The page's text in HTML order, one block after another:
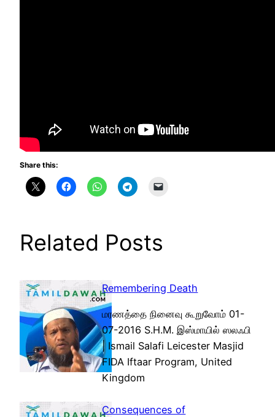
Share this:
Related Posts
Remembering Death
மரணத்தை நினைவு கூறுவோம் 01-
07-2016 S.H.M. இஸ்மாயில் ஸலஃபி
| Ismail Salafi Leicester Masjid
FIDA Iftaar Program, United
Kingdom
Consequences of